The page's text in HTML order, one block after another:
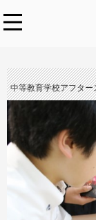
中等教育学校アフター